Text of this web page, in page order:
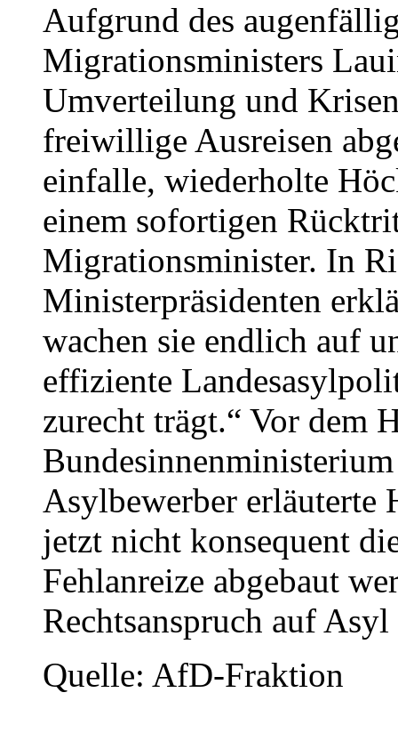
Aufgrund des
Migrationsministers
Umverteilung und
freiwillige Ausreisen
einfalle, wiederholte
einem sofortigen
Migrationsminister. In
Ministerpräsidenten
wachen sie endlich auf
effiziente
zurecht trägt.“ Vor dem
Asylbewerber erläuterte
jetzt nicht konsequent
Fehlanreize abgebaut
Rechtsanspruch auf
Quelle: AfD-Fraktion